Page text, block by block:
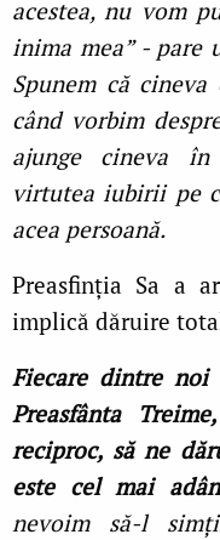
acestea, nu vom
inima mea” - pare
Spunem că
când vorbim
ajunge cineva
virtutea iubirii pe
acea persoană.
Preasfinția Sa a
implică dăruire
Fiecare dintre
Preasfânta
reciproc, să ne
este cel mai
nevoim să-l